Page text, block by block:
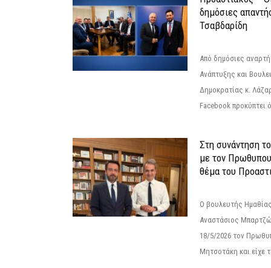
δημόσιες
Τσαβδαρίδη
Από δημόσιες
Ανάπτυξης και
Δημοκρατίας κ.
Facebook προκύπτει
Στη συνάντηση
με τον
θέμα του
Ο βουλευτής
Αναστάσιος
18/5/2026 τον
Μητσοτάκη και είχε